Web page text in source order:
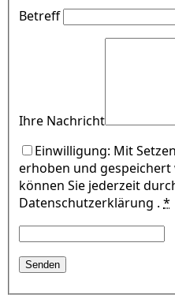
Betreff
Ihre Nachricht
Einwilligung: Mit
erhoben und
können Sie jederzeit
Datenschutzerklärung . *